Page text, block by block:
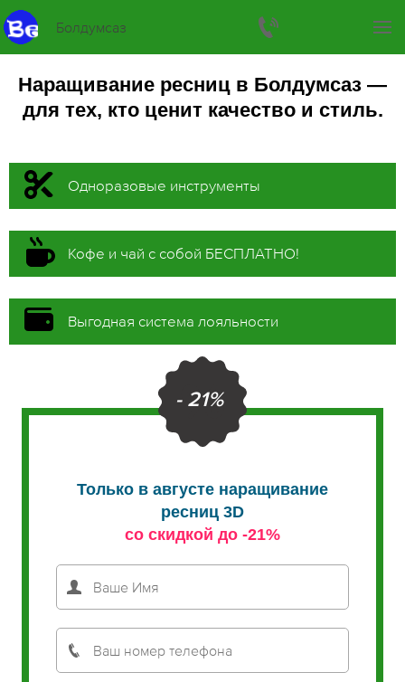
Болдумсаз
Наращивание ресниц в Болдумсаз —
для тех, кто ценит качество и стиль.
Одноразовые инструменты
Кофе и чай с собой БЕСПЛАТНО!
Выгодная система лояльности
- 21%
Только в августе наращивание
ресниц 3D
со скидкой до -21%